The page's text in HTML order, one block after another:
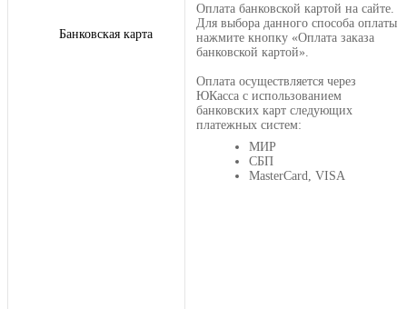
Банковская карта
Оплата банковской картой на сайте.
Для выбора данного способа оплаты
нажмите кнопку «Оплата заказа
банковской картой».
Оплата осуществляется через
ЮКасса с использованием
банковских карт следующих
платежных систем:
МИР
СБП
MasterCard, VISA